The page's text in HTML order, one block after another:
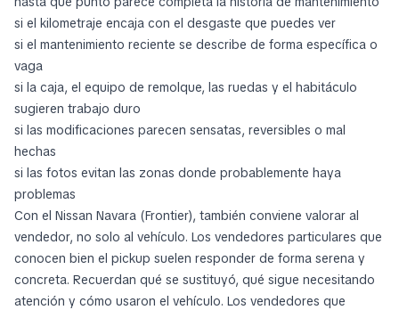
si el kilometraje encaja con el desgaste que puedes ver
si el mantenimiento reciente se describe de forma específica o
vaga
si la caja, el equipo de remolque, las ruedas y el habitáculo
sugieren trabajo duro
si las modificaciones parecen sensatas, reversibles o mal
hechas
si las fotos evitan las zonas donde probablemente haya
problemas
Con el Nissan Navara (Frontier), también conviene valorar al
vendedor, no solo al vehículo. Los vendedores particulares que
conocen bien el pickup suelen responder de forma serena y
concreta. Recuerdan qué se sustituyó, qué sigue necesitando
atención y cómo usaron el vehículo. Los vendedores que